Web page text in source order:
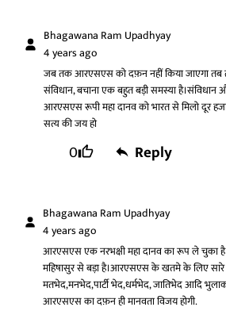
Bhagawana Ram Upadhyay
4 years ago
जब तक आरएसएस को दफ़न नहीं किया जाएगा तब
संविधान, बचाना एक बहुत बड़ी समस्या है।संविधान
आरएसएस रूपी महा दानव को भारत से मिलो दूर
सत्य की जय हो
0 Reply
Bhagawana Ram Upadhyay
4 years ago
आरएसएस एक नरभक्षी महा दानव का रूप ले चुका
महिषासुर से बड़ा है।आरएसएस के खतमे के लिए सारे
मतभेद,मनभेद,पार्टी भेद,धर्मभेद, जातिभेद आदि
आरएसएस का दफ़न ही मानवता विजय होगी.